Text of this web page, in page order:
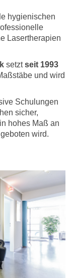
hygienischen
Lasertherapien
setztseit 1993
und wird
Schulungen
sicher,
hohes Maß an
wird.